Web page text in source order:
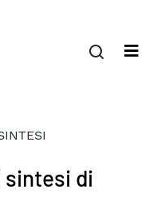
sintesi di